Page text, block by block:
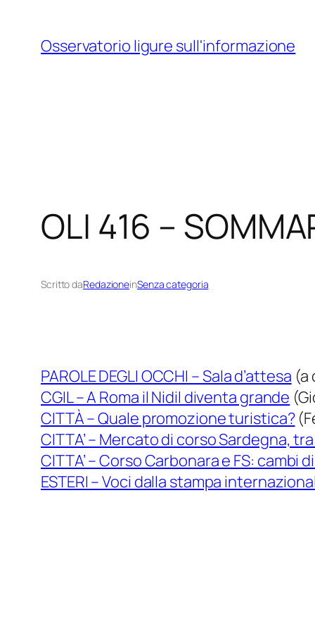
contenuto
Osservatorio ligure sull'informazione
OLI 416 –
Scritto daRedazioneinSenza categoria
PAROLE DEGLI OCCHI – Sala d’attesa (a
CGIL – A Roma il Nidil diventa grande
CITTÀ – Quale promozione turistica?
CITTA’ – Mercato di corso Sardegna,
CITTA’ – Corso Carbonara e FS: cambi
ESTERI – Voci dalla stampa